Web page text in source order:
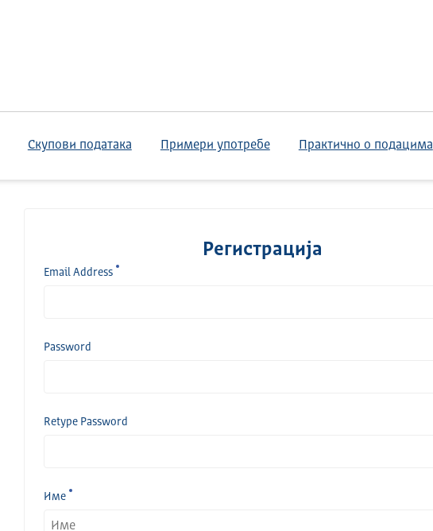
Скупови података Примери употребе Практично о подацима
Регистрација
Email Address
Password
Retype Password
Име